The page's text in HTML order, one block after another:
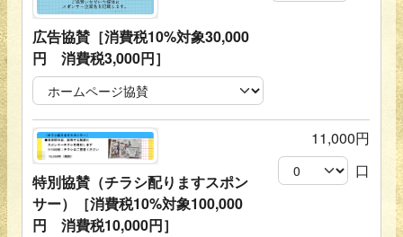
広告協賛［消費税10%対象30,000
円 消費税3,000円］
特別協賛（チラシ配りますスポン
サー）［消費税10%対象100,000
円 消費税10,000円］
11,000円
口